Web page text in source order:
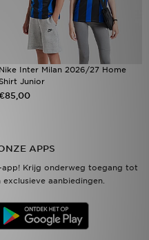
Nike Inter Milan 2026/27 Home
Junior
APPS
Krijg onderweg toegang tot
aanbiedingen.